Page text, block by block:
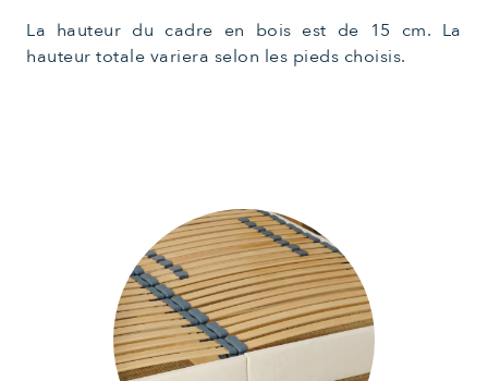
La hauteur du cadre en bois est de 15 cm. La
hauteur totale variera selon les pieds choisis.